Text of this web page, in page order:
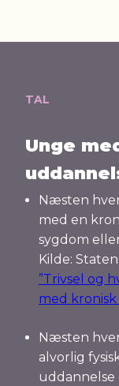
TAL
Unge
Næsten
med en
sygdom
Kilde:
”Trivsel og
med kronisk
Næsten
alvorlig